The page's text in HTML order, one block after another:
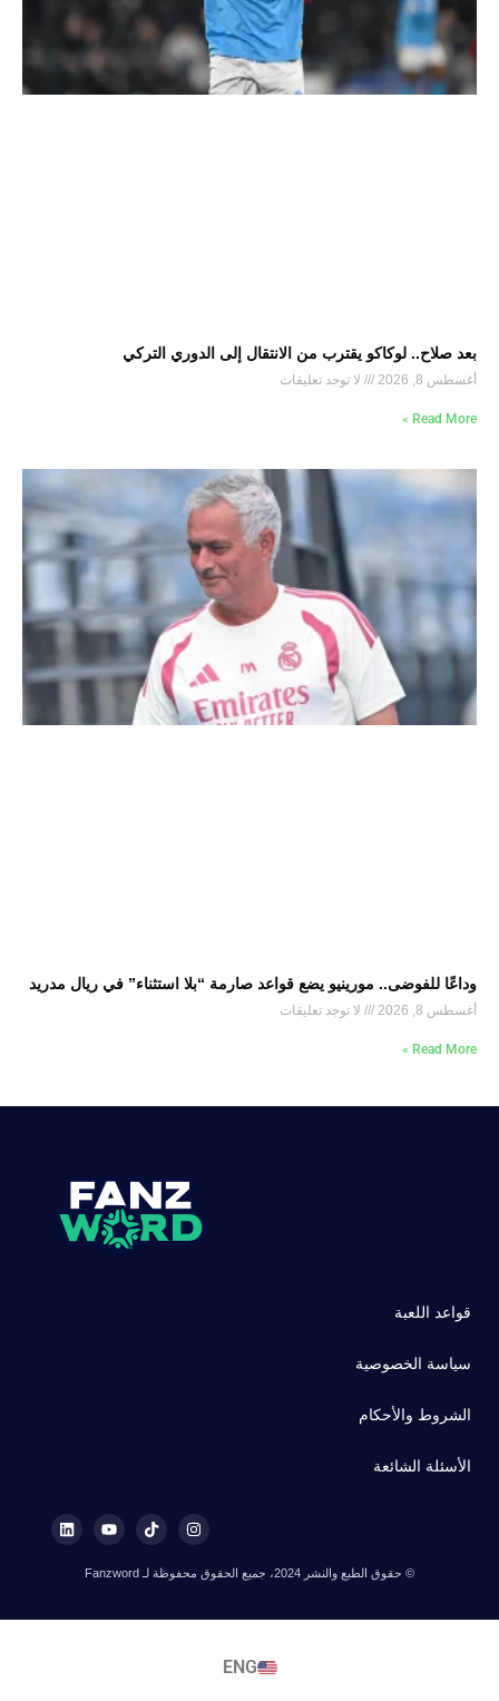
بعد صلاح.. لوكاكو يقترب من الانتقال إلى الدوري التركي
أغسطس 8, 2026 لا توجد تعليقات
Read More »
وداعًا للفوضى.. مورينيو يضع قواعد صارمة “بلا استثناء” في ريال مدريد
أغسطس 8, 2026 لا توجد تعليقات
Read More »
قواعد اللعبة
سياسة الخصوصية
الشروط والأحكام
الأسئلة الشائعة
© حقوق الطبع والنشر 2024، جميع الحقوق محفوظة لـ Fanzword
ENG